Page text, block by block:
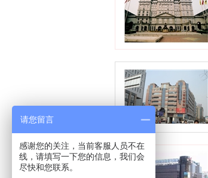
请您留言
感谢您的关注，当前客服人员不在
线，请填写一下您的信息，我们会
尽快和您联系。